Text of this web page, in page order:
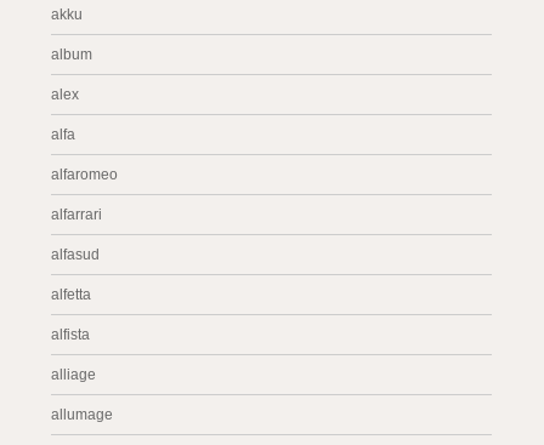
akku
album
alex
alfa
alfaromeo
alfarrari
alfasud
alfetta
alfista
alliage
allumage